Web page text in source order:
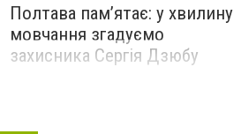
Полтава пам’ятає: у хвилину
мовчання згадуємо
захисника Сергія Дзюбу